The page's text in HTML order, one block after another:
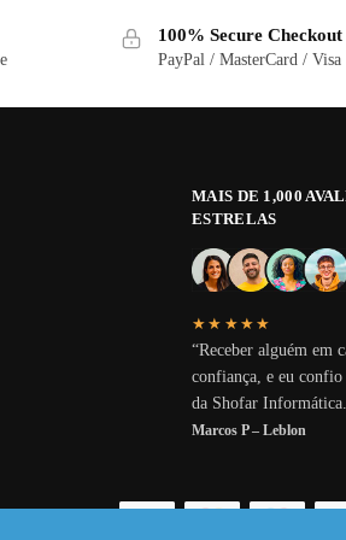
100% Secure Checkout
PayPal / MasterCard / Visa
MAIS DE 1,000
ESTRELAS
★★★★★
“Receber alguém em
confiança, e eu confio
da Shofar
Marcos P – Leblon